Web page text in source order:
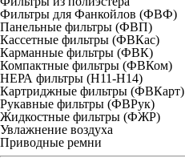
Фильтры для Фанкойлов (ФВФ)
Панельные фильтры (ФВП)
Кассетные фильтры (ФВКас)
Карманные фильтры (ФВК)
Компактные фильтры (ФВКом)
НЕРА фильтры (H11-H14)
Картриджные фильтры (ФВКарт)
Рукавные фильтры (ФВРук)
Жидкостные фильтры (ФЖР)
Увлажнение воздуха
Приводные ремни